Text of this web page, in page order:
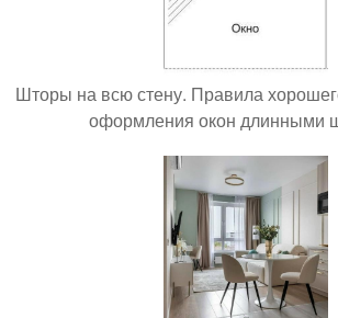
Шторы на всю стену. Правила
оформления окон длинными